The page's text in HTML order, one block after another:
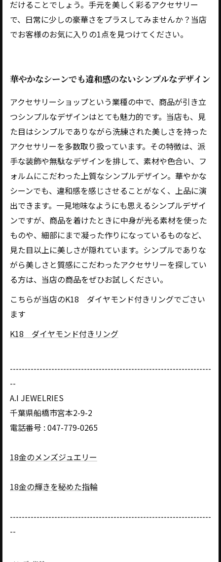
だけることでしょう。手元を美しく彩るアクセサリー
で、日常に少しの豪華さをプラスしてみませんか？当店
でお客様のお気に入りの1点を見つけてください。
華やかなシーンでも違和感のないシンプルなデザイン
アクセサリーショップという業種の中で、商品が引き立
つシンプルなデザインはとても魅力的です。当店も、見
た目はシンプルでありながら洗練された美しさを持った
アクセサリーを多数取り扱っています。その特徴は、派
手な装飾や無駄なデザインを排して、素材や色合い、フ
ォルムにこだわった上質なシンプルデザイン。華やかな
シーンでも、違和感を感じさせることがなく、上品に演
出できます。一見地味なようにも思えるシンプルデザイ
ンですが、商品を着けたときに中身が光る素材を使った
ものや、細部にまで凝った作りになっているものなど、
見た目以上に美しさが隠れています。シンプルでありな
がら美しさと質感にこだわったアクセサリーを探してい
る方は、当店の商品をぜひお試しください。
こちらが当店のK18 ダイヤモンド付きリングでごさい
ます
K18 ダイヤモンド付きリング
--------------------------------------------------------------------
--
A.I JEWELRIES
千葉県船橋市宮本2-9-2
電話番号 : 047-779-0265
18金のメンズジュエリー
18金の輝きを秘めた指輪
--------------------------------------------------------------------
--